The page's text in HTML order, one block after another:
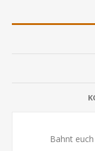
Bahnt